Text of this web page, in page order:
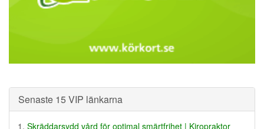
Senaste 15 VIP länkarna
Skräddarsydd vård för optimal smärtfrihet | Kiropraktor